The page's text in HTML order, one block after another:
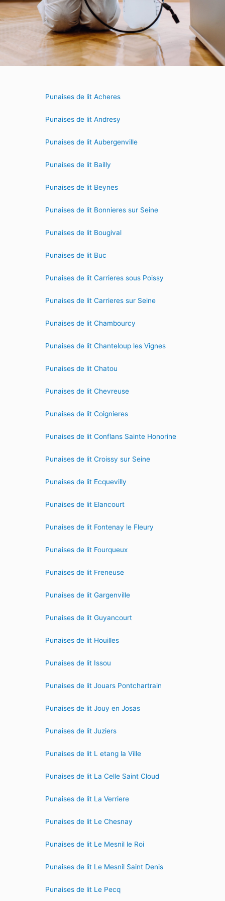
Punaises de lit Acheres
Punaises de lit Andresy
Punaises de lit Aubergenville
Punaises de lit Bailly
Punaises de lit Beynes
Punaises de lit Bonnieres sur Seine
Punaises de lit Bougival
Punaises de lit Buc
Punaises de lit Carrieres sous Poissy
Punaises de lit Carrieres sur Seine
Punaises de lit Chambourcy
Punaises de lit Chanteloup les Vignes
Punaises de lit Chatou
Punaises de lit Chevreuse
Punaises de lit Coignieres
Punaises de lit Conflans Sainte Honorine
Punaises de lit Croissy sur Seine
Punaises de lit Ecquevilly
Punaises de lit Elancourt
Punaises de lit Fontenay le Fleury
Punaises de lit Fourqueux
Punaises de lit Freneuse
Punaises de lit Gargenville
Punaises de lit Guyancourt
Punaises de lit Houilles
Punaises de lit Issou
Punaises de lit Jouars Pontchartrain
Punaises de lit Jouy en Josas
Punaises de lit Juziers
Punaises de lit L etang la Ville
Punaises de lit La Celle Saint Cloud
Punaises de lit La Verriere
Punaises de lit Le Chesnay
Punaises de lit Le Mesnil le Roi
Punaises de lit Le Mesnil Saint Denis
Punaises de lit Le Pecq